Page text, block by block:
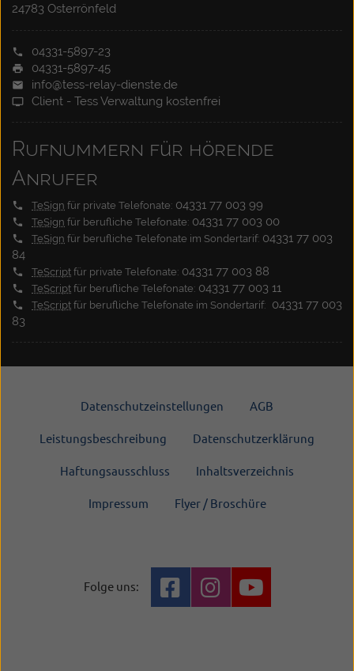
24783 Osterrönfeld
04331-5897-23
04331-5897-45
info@tess-relay-dienste.de
Client - Tess Verwaltung kostenfrei
Rufnummern für hörende
Anrufer
TeSign für private Telefonate: 04331 77 003 99
TeSign für berufliche Telefonate: 04331 77 003 00
TeSign für berufliche Telefonate im Sondertarif: 04331 77 003
84
TeScript für private Telefonate: 04331 77 003 88
TeScript für berufliche Telefonate: 04331 77 003 11
TeScript für berufliche Telefonate im Sondertarif: 04331 77 003
83
Datenschutzeinstellungen AGB
Leistungsbeschreibung Datenschutzerklärung
Haftungsausschluss Inhaltsverzeichnis
Impressum Flyer / Broschüre
Folge uns: